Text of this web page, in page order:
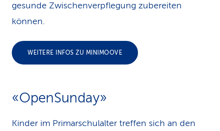
gesunde Zwischenverpflegung zubereiten
können.
WEITERE INFOS ZU MINIMOOVE
«OpenSunday»
Kinder im Primarschulalter treffen sich an den